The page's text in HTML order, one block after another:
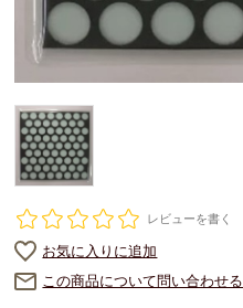
レビューを書く
お気に入りに追加
この商品について問い合わせる